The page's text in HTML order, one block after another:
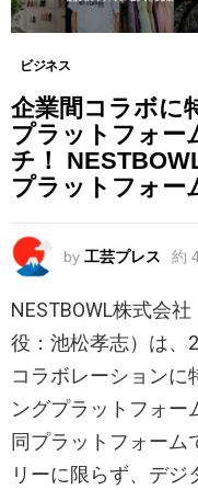
ビジネス
企業間コラボに
プラットフォー
チ！
プラットフォー
by 工芸プレス 約
NESTBOWL株式会
役：池松孝志）は、
コラボレーションに
ングプラットフォー
同プラットフォーム
リーに限らず、デ